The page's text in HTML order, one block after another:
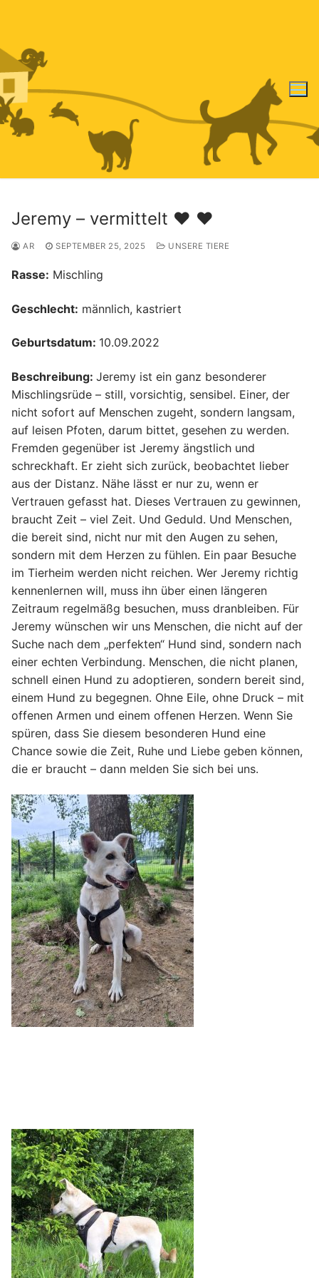
Jeremy – vermittelt ♥️ ♥️
AR SEPTEMBER 25, 2025 UNSERE TIERE
Rasse: Mischling
Geschlecht: männlich, kastriert
Geburtsdatum: 10.09.2022
Beschreibung: Jeremy ist ein ganz besonderer
Mischlingsrüde – still, vorsichtig, sensibel. Einer, der
nicht sofort auf Menschen zugeht, sondern langsam,
auf leisen Pfoten, darum bittet, gesehen zu werden.
Fremden gegenüber ist Jeremy ängstlich und
schreckhaft. Er zieht sich zurück, beobachtet lieber
aus der Distanz. Nähe lässt er nur zu, wenn er
Vertrauen gefasst hat. Dieses Vertrauen zu gewinnen,
braucht Zeit – viel Zeit. Und Geduld. Und Menschen,
die bereit sind, nicht nur mit den Augen zu sehen,
sondern mit dem Herzen zu fühlen. Ein paar Besuche
im Tierheim werden nicht reichen. Wer Jeremy richtig
kennenlernen will, muss ihn über einen längeren
Zeitraum regelmäßg besuchen, muss dranbleiben. Für
Jeremy wünschen wir uns Menschen, die nicht auf der
Suche nach dem „perfekten“ Hund sind, sondern nach
einer echten Verbindung. Menschen, die nicht planen,
schnell einen Hund zu adoptieren, sondern bereit sind,
einem Hund zu begegnen. Ohne Eile, ohne Druck – mit
offenen Armen und einem offenen Herzen. Wenn Sie
spüren, dass Sie diesem besonderen Hund eine
Chance sowie die Zeit, Ruhe und Liebe geben können,
die er braucht – dann melden Sie sich bei uns.